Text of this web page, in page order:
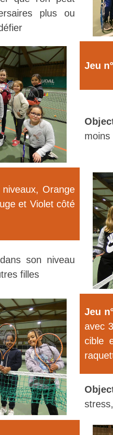
plus ou
Jeu
Orange
et Violet côté
son niveau
filles
Jeu
avec
cible